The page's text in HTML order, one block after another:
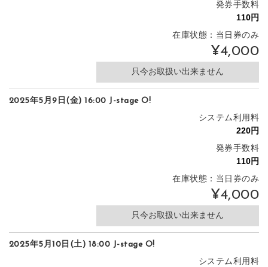
発券手数料
在庫状態：当日券のみ
¥4,000
只今お取扱い出来ません
2025年5月9日(金) 16:00 J-stage O!
システム利用料
発券手数料
在庫状態：当日券のみ
¥4,000
只今お取扱い出来ません
2025年5月10日(土) 18:00 J-stage O!
システム利用料